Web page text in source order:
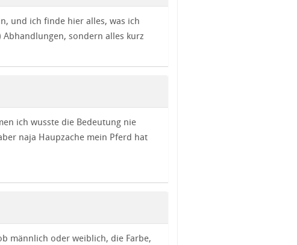
und ich finde hier alles, was ich
sondern alles kurz
ich wusste die Bedeutung nie
naja Haupzache mein Pferd hat
männlich oder weiblich, die Farbe,